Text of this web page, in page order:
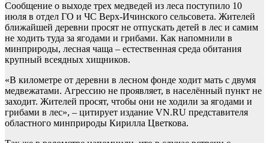
Сообщение о выходе трех медведей из леса поступило 10
июля в отдел ГО и ЧС Верх-Ичинского сельсовета. Жителей
ближайшей деревни просят не отпускать детей в лес и самим
не ходить туда за ягодами и грибами. Как напомнили в
минприроды, лесная чаща – естественная среда обитания
крупный всеядных хищников.
«В километре от деревни в лесном фонде ходит мать с двумя
медвежатами. Агрессию не проявляет, в населённый пункт не
заходит. Жителей просят, чтобы они не ходили за ягодами и
грибами в лес», – цитирует издание VN.RU представителя
областного минприроды Кирилла Цветкова.